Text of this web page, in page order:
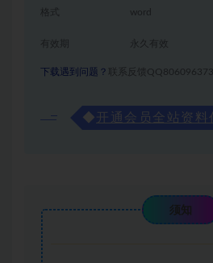
格式 word
有效期 永久有效
下载遇到问题？ 联系反馈
◆ 开通会员全站资
须知